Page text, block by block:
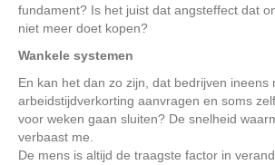
fundament? Is het juist dat angsteffect dat
niet meer doet kopen?
Wankele systemen
En kan het dan zo zijn, dat bedrijven ineens
arbeidstijdverkorting aanvragen en soms
voor weken gaan sluiten? De snelheid
verbaast me.
De mens is altijd de traagste factor in